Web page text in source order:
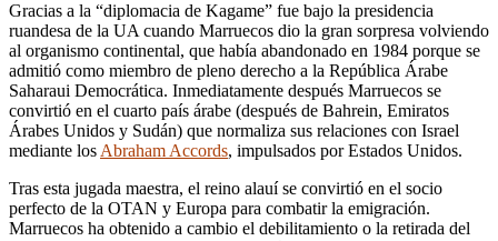
Gracias a la “diplomacia de Kagame” fue bajo la presidencia
ruandesa de la UA cuando Marruecos dio la gran sorpresa volviendo
al organismo continental, que había abandonado en 1984 porque se
admitió como miembro de pleno derecho a la República Árabe
Saharaui Democrática. Inmediatamente después Marruecos se
convirtió en el cuarto país árabe (después de Bahrein, Emiratos
Árabes Unidos y Sudán) que normaliza sus relaciones con Israel
mediante los Abraham Accords, impulsados por Estados Unidos.
Tras esta jugada maestra, el reino alauí se convirtió en el socio
perfecto de la OTAN y Europa para combatir la emigración.
Marruecos ha obtenido a cambio el debilitamiento o la retirada del